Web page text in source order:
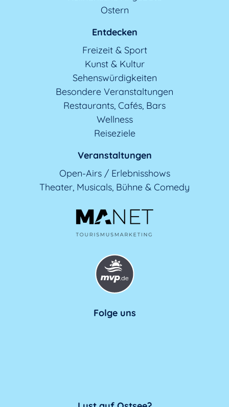
Ostern
Entdecken
Freizeit & Sport
Kunst & Kultur
Sehenswürdigkeiten
Besondere Veranstaltungen
Restaurants, Cafés, Bars
Wellness
Reiseziele
Veranstaltungen
Open-Airs / Erlebnisshows
Theater, Musicals, Bühne & Comedy
Folge uns